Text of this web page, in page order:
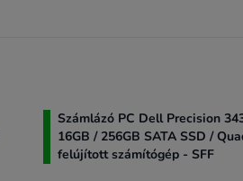
Számlázó PC Dell Precision
16GB / 256GB SATA SSD /
felújított számítógép - SFF